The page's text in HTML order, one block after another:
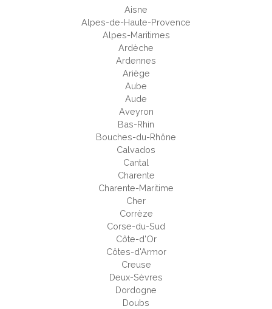
Aisne
Alpes-de-Haute-Provence
Alpes-Maritimes
Ardèche
Ardennes
Ariège
Aube
Aude
Aveyron
Bas-Rhin
Bouches-du-Rhône
Calvados
Cantal
Charente
Charente-Maritime
Cher
Corrèze
Corse-du-Sud
Côte-d'Or
Côtes-d'Armor
Creuse
Deux-Sèvres
Dordogne
Doubs